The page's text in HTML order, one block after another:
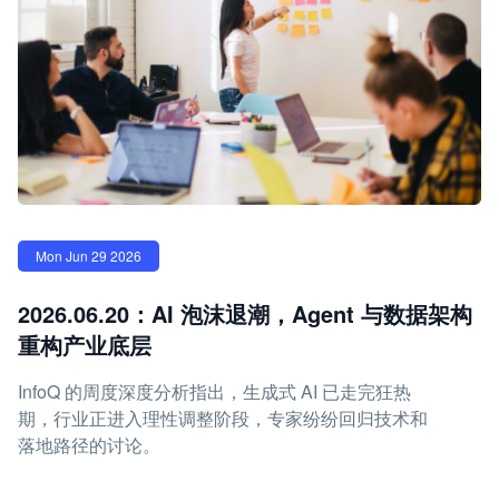
Mon Jun 29 2026
2026.06.20：AI 泡沫退潮，Agent 与数据架构
重构产业底层
InfoQ 的周度深度分析指出，生成式 AI 已走完狂热
期，行业正进入理性调整阶段，专家纷纷回归技术和
落地路径的讨论。